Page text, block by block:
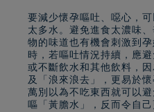
要減少懷孕嘔吐、噁心，
太多水。避免進食太濃味
物的味道也有機會刺激到
時，若嘔吐情況持續，應
或不斷飲水和其他飲料，
及「浪來浪去」，更易於
萬別以為不吃東西就可以
嘔「黃膽水」，反而令自己